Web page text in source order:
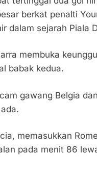
berkat penalti
dalam sejarah Piala
membuka
babak kedua.
gawang Belgia
memasukkan
pada menit 86